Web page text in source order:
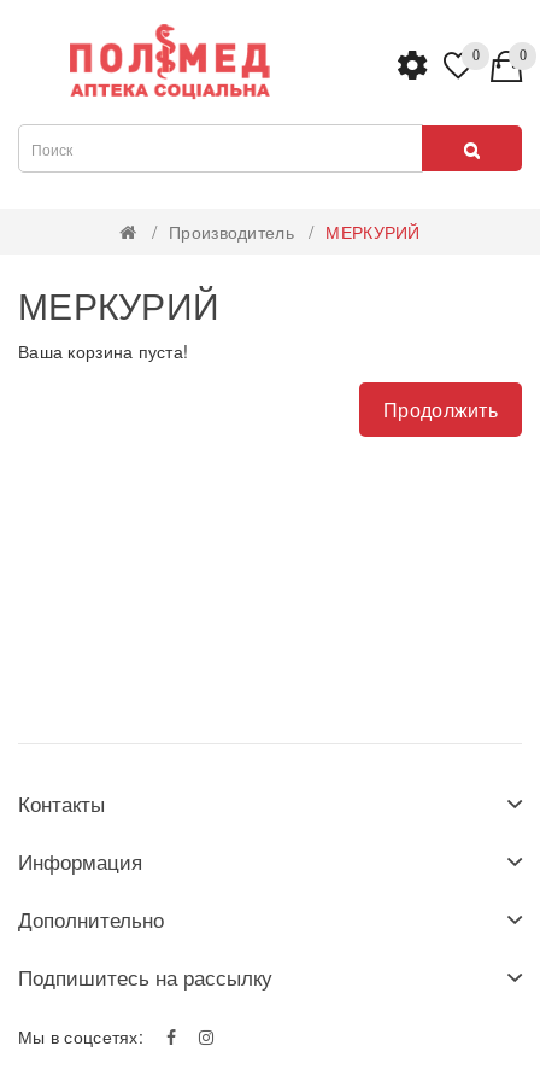
0 0
Производитель МЕРКУРИЙ
МЕРКУРИЙ
Ваша корзина пуста!
Продолжить
Контакты
Информация
Дополнительно
Подпишитесь на рассылку
Мы в соцсетях: